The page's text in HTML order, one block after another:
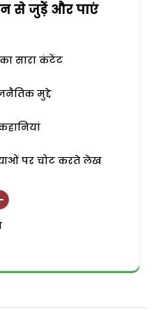
से जुड़ेें और पाएं
सारा कंटेंट
मुद्दे
पर चोट करते लेख